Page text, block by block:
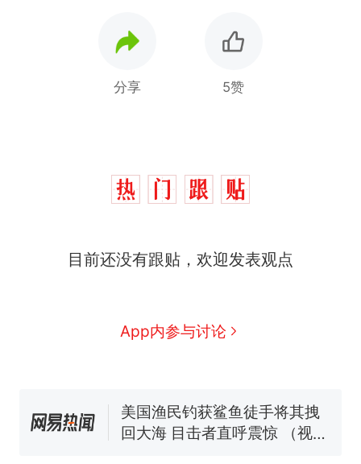
分享 5赞
目前还没有跟贴，欢迎发表观点
App内参与讨论
热
西班牙飞地休达边境，摩洛
洛哥涌入西班牙
号，仅凭视频评出？中国烹饪
140多朵
美国一场追捕行动中，一男子
在车辆行驶中爬上车顶跳舞。
美国渔民钓获鲨鱼徒手将其拽
回大海 目击者直呼震惊 （视频